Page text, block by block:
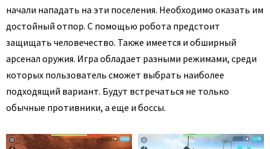
начали нападать на эти поселения. Необходимо оказать им
достойный отпор. С помощью робота предстоит
защищать человечество. Также имеется и обширный
арсенал оружия. Игра обладает разными режимами, среди
которых пользователь сможет выбрать наиболее
подходящий вариант. Будут встречаться не только
обычные противники, а еще и боссы.